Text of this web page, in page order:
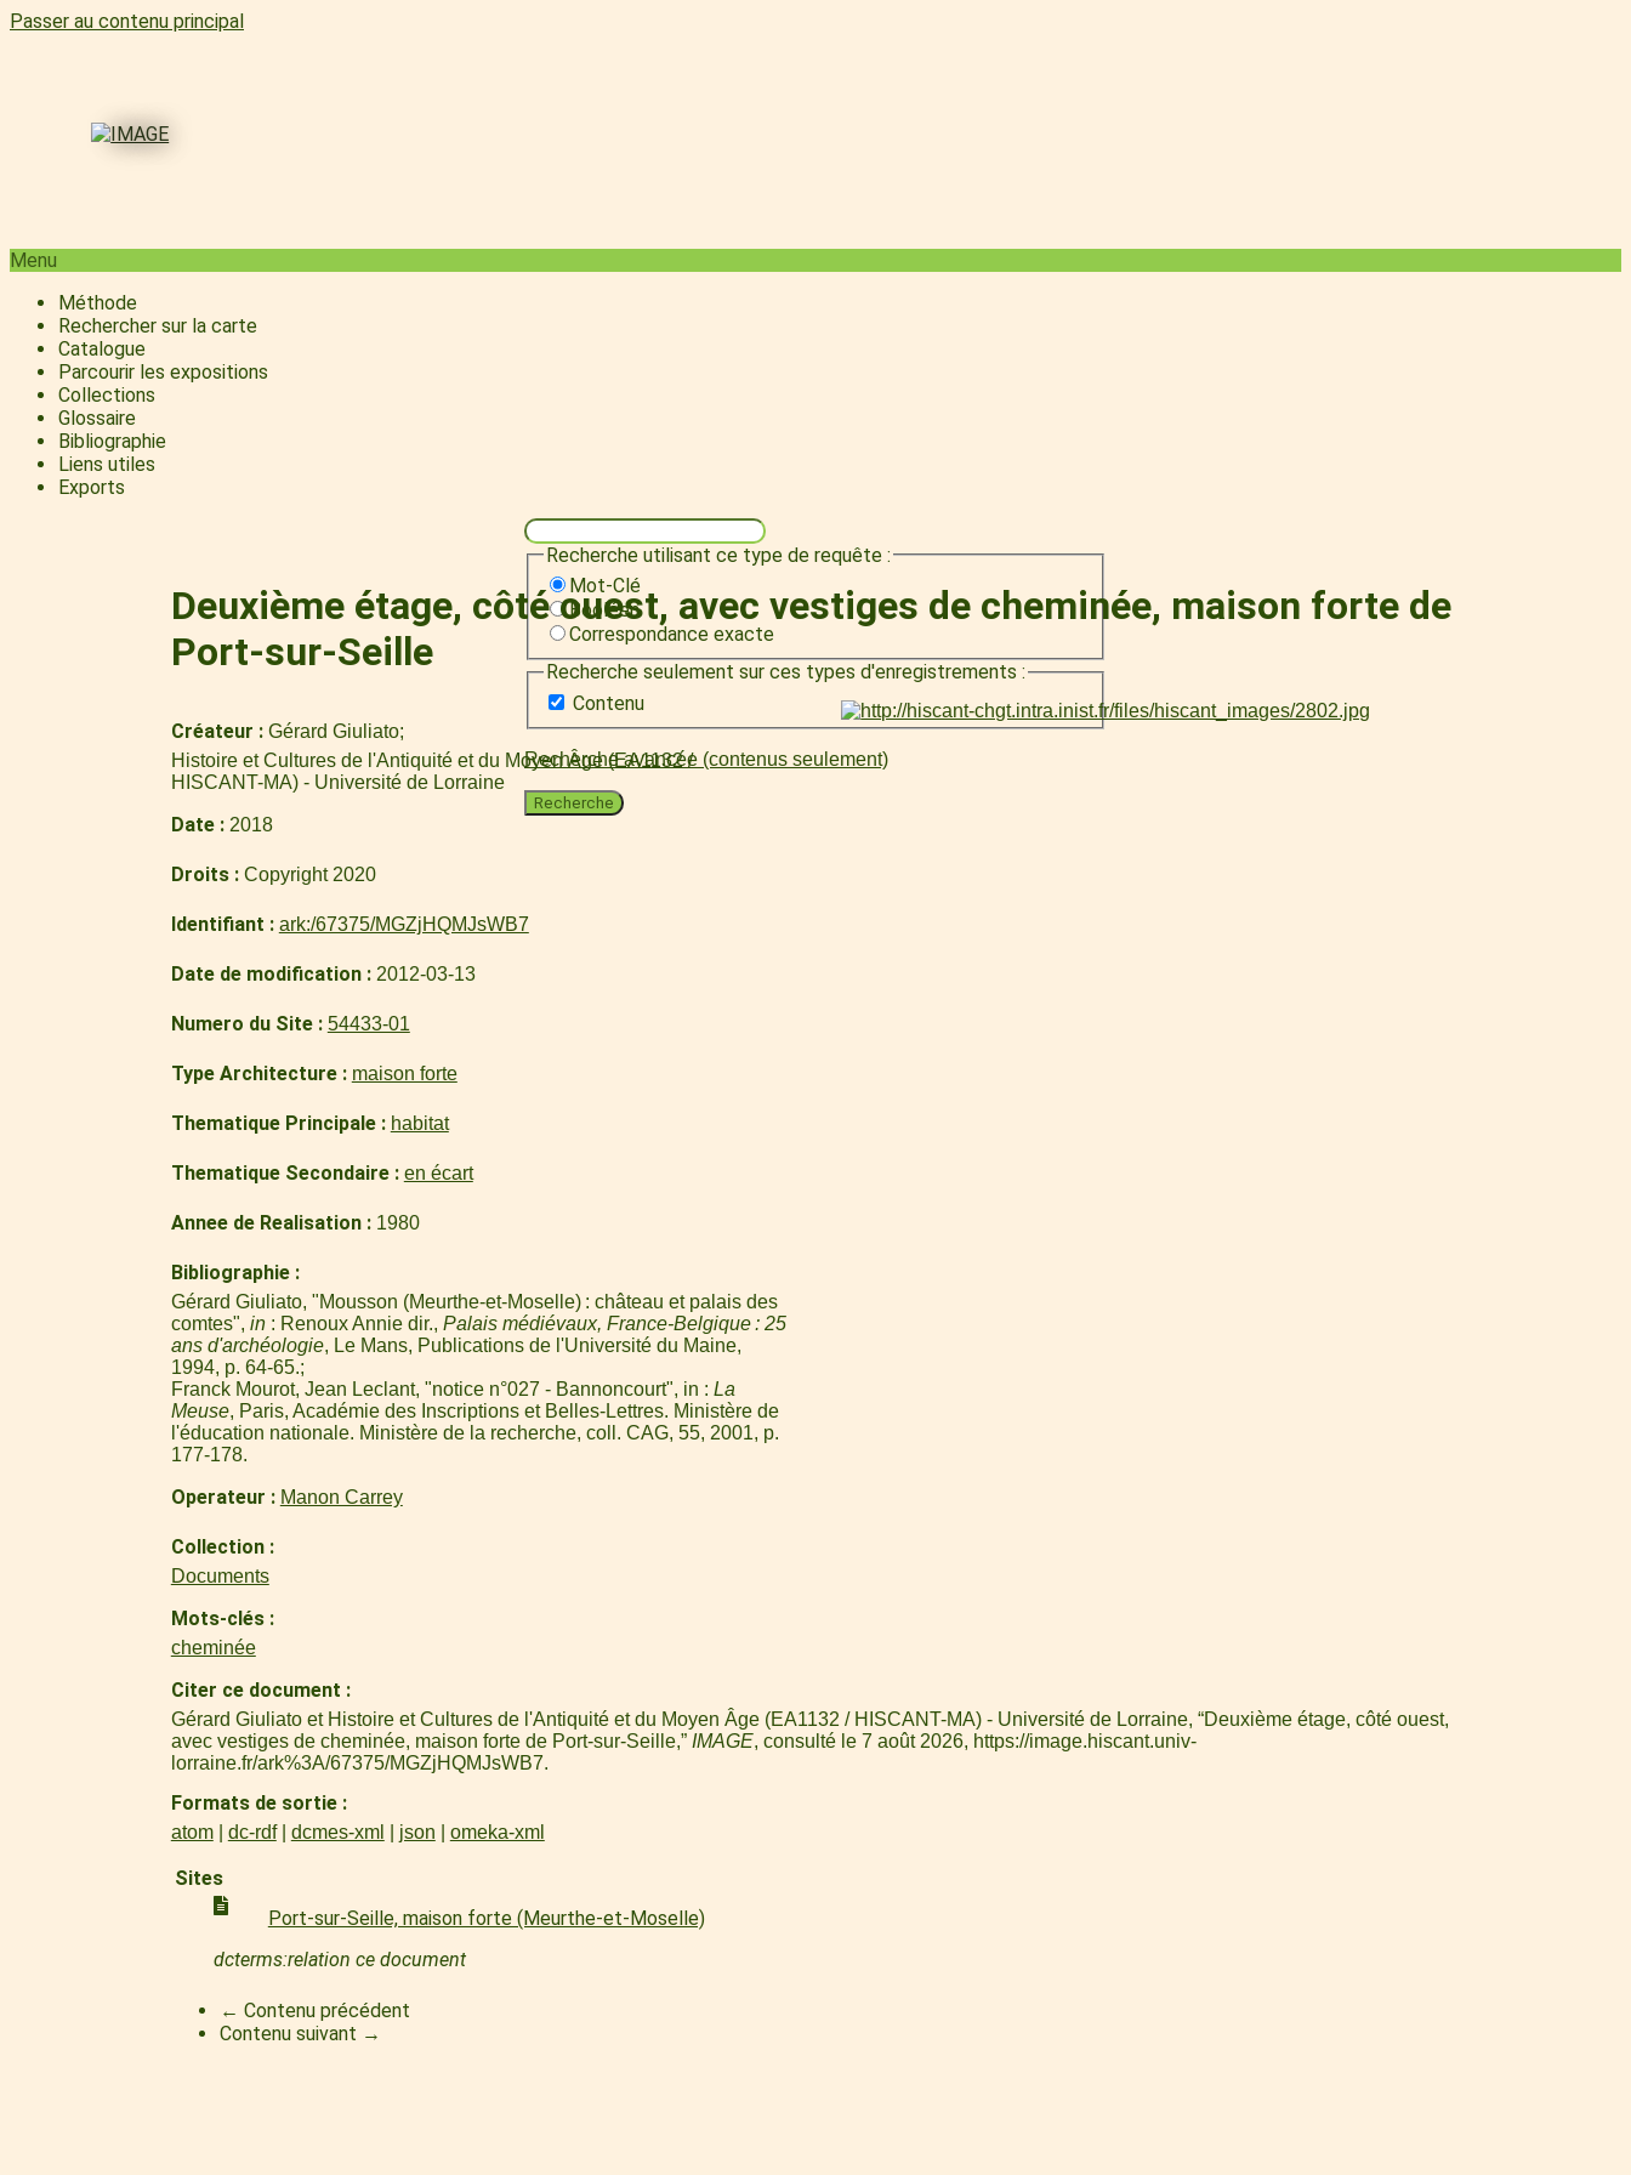
Passer au contenu principal
Menu
Méthode
Rechercher sur la carte
Catalogue
Parcourir les expositions
Collections
Glossaire
Bibliographie
Liens utiles
Exports
Recherche utilisant ce type de requête :
Mot-Clé
Booléen
Correspondance exacte
Recherche seulement sur ces types d'enregistrements :
Contenu
Recherche avancée (contenus seulement)
Recherche
Deuxième étage, côté ouest, avec vestiges de cheminée, maison forte de
Port-sur-Seille
Créateur
Gérard Giuliato
Histoire et Cultures de l'Antiquité et du Moyen Âge (EA1132 /
HISCANT-MA) - Université de Lorraine
Date 2018
Droits Copyright 2020
Identifiant ark:/67375/MGZjHQMJsWB7
Date de modification 2012-03-13
Numero du Site 54433-01
Type Architecture maison forte
Thematique Principale habitat
Thematique Secondaire en écart
Annee de Realisation 1980
Bibliographie
Gérard Giuliato, "Mousson (Meurthe-et-Moselle) : château et palais des
comtes", in: Renoux Annie dir., Palais médiévaux, France-Belgique : 25
ans d'archéologie, Le Mans, Publications de l'Université du Maine,
1994, p. 64-65.
Franck Mourot, Jean Leclant, "notice n°027 - Bannoncourt", in : La
Meuse, Paris, Académie des Inscriptions et Belles-Lettres. Ministère de
l'éducation nationale. Ministère de la recherche, coll. CAG, 55, 2001, p.
177-178.
Operateur Manon Carrey
Collection
Documents
Mots-clés
cheminée
Citer ce document
Gérard Giuliato et Histoire et Cultures de l'Antiquité et du Moyen Âge (EA1132 / HISCANT-MA) - Université de Lorraine, “Deuxième étage, côté ouest,
avec vestiges de cheminée, maison forte de Port-sur-Seille,” IMAGE, consulté le 7 août 2026, https://image.hiscant.univ-
lorraine.fr/ark%3A/67375/MGZjHQMJsWB7.
Formats de sortie
atom dc-rdf dcmes-xml json omeka-xml
Sites
Port-sur-Seille, maison forte (Meurthe-et-Moselle)
dcterms:relation ce document
← Contenu précédent
Contenu suivant →